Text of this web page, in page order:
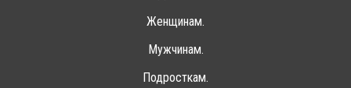
Женщинам.
Мужчинам.
Подросткам.